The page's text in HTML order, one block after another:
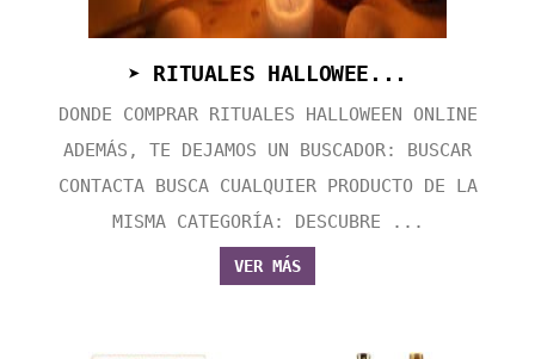
➤ RITUALES HALLOWEE...
DONDE COMPRAR RITUALES HALLOWEEN ONLINE
ADEMÁS, TE DEJAMOS UN BUSCADOR: BUSCAR
CONTACTA BUSCA CUALQUIER PRODUCTO DE LA
MISMA CATEGORÍA: DESCUBRE ...
VER MÁS